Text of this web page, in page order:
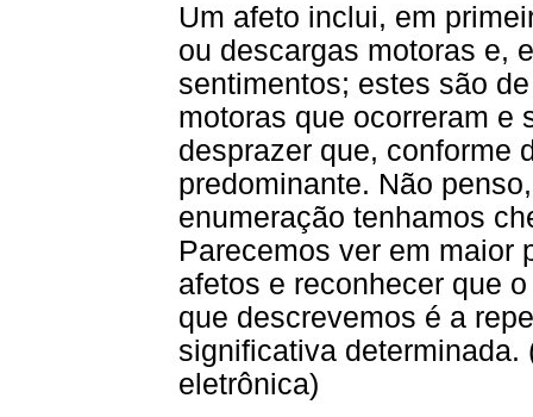
Um afeto inclui, em
ou descargas motoras e,
sentimentos; estes são
motoras que ocorreram e
desprazer que, conforme
predominante. Não
enumeração tenhamos
Parecemos ver em maior
afetos e reconhecer que
que descrevemos é a
significativa determinada.
eletrônica)